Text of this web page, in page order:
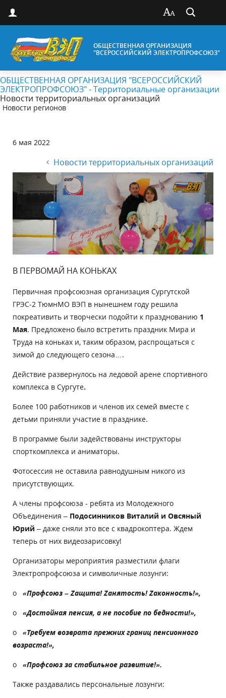
ОБЩЕСТВЕННАЯ ОРГАНИЗАЦИЯ
"ВСЕРОССИЙСКИЙ ЭЛЕКТРОПРОФСОЮЗ"
ОБЩЕСТВЕННАЯ ОРГАНИЗАЦИЯ "ВСЕРОССИЙСКИЙ
ЭЛЕКТРОПРОФСОЮЗ" - Территориальные организации
Новости территориальных организаций
Новости регионов
6 мая 2022
Новости территориальных организаций
В ПЕРВОМАЙ НА КОНЬКАХ
Первичная профсоюзная организация Сургутской
ГРЭС-2 ТюмнМО ВЭП в нынешнем году решила
покреативить и творчески подойти к празднованию 1
Мая. Предложено было встретить праздник Мира и
Труда на коньках и, таким образом, распрощаться с
зимой до следующего сезона….
Действие развернулось на ледовой арене спортивного
комплекса в Сургуте.
Более 100 работников и членов их семей вместе с
детьми приняли участие в празднике.
В программе были задействованы инструкторы
спорткомплекса и аниматоры.
Фотосессия не оставила равнодушным никого из
присутствующих.
А члены профсоюза - ребята из Молодежного
Объединения – Подосинников Виталий и Овсяный
Юрий – даже сняли это все с квадрокоптера. Ждем
теперь от них видеозарисовку!
Организаторы мероприятия разместили флаги
Электропрофсоюза и символичные лозунги:
o «Профсоюз –Zащита!Zанятость!Zаконность!»,
o «Достойная пенсия, а не пособие по бедности!»,
o «Требуем возврата прежних границ пенсионного
возраста!»,
o «Профсоюз за стабильное развитие!».
Также раздавались персональные лозунги: